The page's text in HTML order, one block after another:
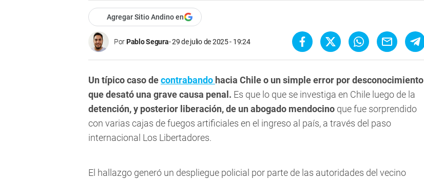
Agregar Sitio Andino en
PorPablo Segura 29 de julio de 2025 - 19:24
Un típico caso decontrabando hacia Chile o un simple error por desconocimiento
que desató una grave causa penal. Es que lo que se investiga en Chile luego de la
detención, y posterior liberación, de un abogado mendocino que fue sorprendido
con varias cajas de fuegos artificiales en el ingreso al país, a través del paso
internacional Los Libertadores.
El hallazgo generó un despliegue policial por parte de las autoridades del vecino